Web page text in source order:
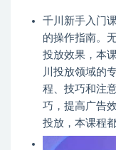
千川新手入门
的操作指南。
投放效果，本
川投放领域的
程、技巧和注
巧，提高广告
投放，本课程